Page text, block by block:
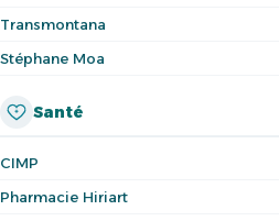
Transmontana
Stéphane Moa
Santé
CIMP
Pharmacie Hiriart